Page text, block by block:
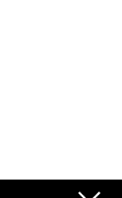
VIESTI